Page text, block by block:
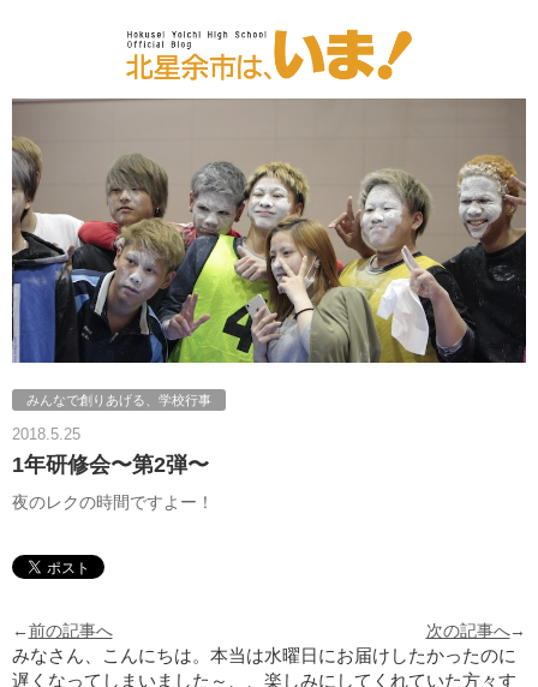
みんなで創りあげる、学校行事
2018.5.25
1年研修会〜第2弾〜
夜のレクの時間ですよー！
←前の記事へ 次の記事へ→
みなさん、こんにちは。本当は水曜日にお届けしたかったのに
遅くなってしまいました～、、楽しみにしてくれていた方々す